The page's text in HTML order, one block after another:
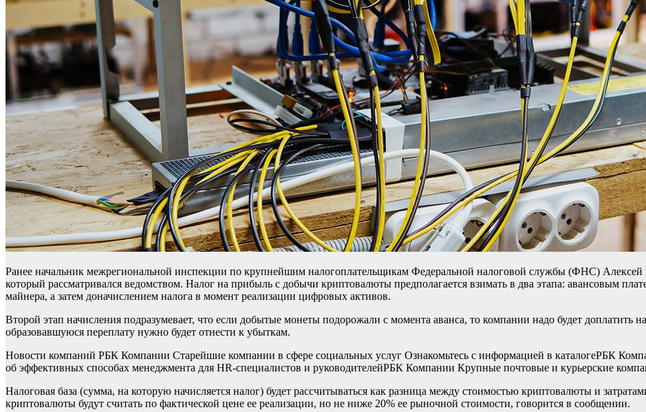
Ранее начальник межрегиональной инспекции по крупнейшим налогоплательщикам Федеральной налоговой службы (ФНС) Алексей
который рассматривался ведомством. Налог на прибыль с добычи криптовалюты предполагается взимать в два этапа: авансовым
майнера, а затем доначислением налога в момент реализации цифровых активов.
Второй этап начисления подразумевает, что если добытые монеты подорожали с момента аванса, то компании надо будет доплатить
образовавшуюся переплату нужно будет отнести к убыткам.
Новости компаний РБК Компании Старейшие компании в сфере социальных услуг Ознакомьтесь с информацией в каталогеРБК
об эффективных способах менеджмента для HR-специалистов и руководителейРБК Компании Крупные почтовые и курьерские
Налоговая база (сумма, на которую начисляется налог) будет рассчитываться как разница между стоимостью криптовалюты и
криптовалюты будут считать по фактической цене ее реализации, но не ниже 20% ее рыночной стоимости, говорится в сообщении.